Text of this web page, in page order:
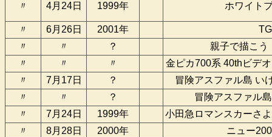
〃 4月24日 1999年 ホワイト
〃 6月26日 2001年
〃
〃 ？
親子で描こう
〃
〃 〃
金ピカ700系 40thビデ
〃
7月17日 ？
冒険アスファル島 い
〃
〃 ？
冒険アスファル
〃
7月24日 1999年
小田急ロマンスカーさ
〃
8月28日 2000年
ニュー